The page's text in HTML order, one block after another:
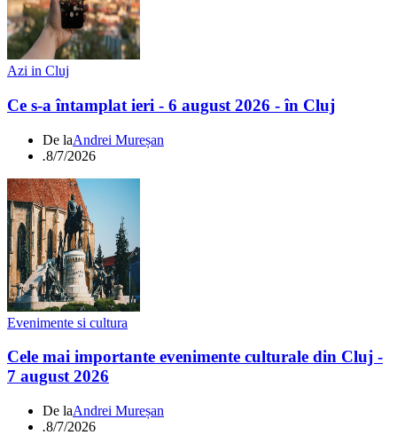
Azi in Cluj
Ce s-a întamplat ieri - 6 august 2026 - în Cluj
De laAndrei Mureșan
.8/7/2026
Evenimente si cultura
Cele mai importante evenimente culturale din Cluj -
7 august 2026
De laAndrei Mureșan
.8/7/2026